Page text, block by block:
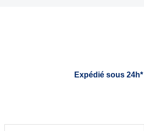
Expédié sous 24h*